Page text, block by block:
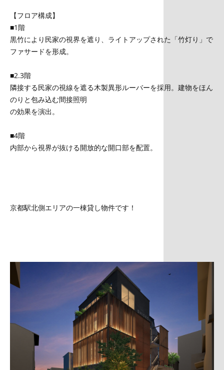
【フロア構成】
■1階
黒竹により民家の視界を遮り、ライトアップされた「竹灯り」で
ファサードを形成。
■2.3階
隣接する民家の視線を遮る木製異形ルーバーを採用。建物をほん
のりと包み込む間接照明
の効果を演出。
■4階
内部から視界が抜ける開放的な開口部を配置。
京都駅北側エリアの一棟貸し物件です！